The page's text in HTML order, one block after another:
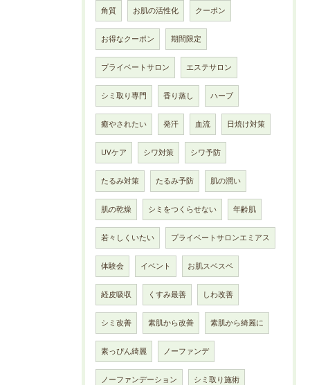
角質 お肌の活性化 クーポン
お得なクーポン 期間限定
プライベートサロン エステサロン
シミ取り専門 香り蒸し ハーブ
癒やされたい 発汗 血流 日焼け対策
UVケア シワ対策 シワ予防
たるみ対策 たるみ予防 肌の潤い
肌の乾燥 シミをつくらせない 年齢肌
若々しくいたい プライベートサロンエミアス
体験会 イベント お肌スベスベ
経皮吸収 くすみ最善 しわ改善
シミ改善 素肌から改善 素肌から綺麗に
素っぴん綺麗 ノーファンデ
ノーファンデーション シミ取り施術